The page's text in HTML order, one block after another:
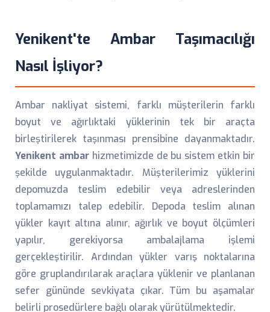
Yenikent'te Ambar Taşımacılığı
Nasıl İşliyor?
Ambar nakliyat sistemi, farklı müşterilerin farklı
boyut ve ağırlıktaki yüklerinin tek bir araçta
birleştirilerek taşınması prensibine dayanmaktadır.
Yenikent ambarhizmetimizde de bu sistem etkin bir
şekilde uygulanmaktadır. Müşterilerimiz yüklerini
depomuzda teslim edebilir veya adreslerinden
toplamamızı talep edebilir. Depoda teslim alınan
yükler kayıt altına alınır, ağırlık ve boyut ölçümleri
yapılır, gerekiyorsa ambalajlama işlemi
gerçekleştirilir. Ardından yükler varış noktalarına
göre gruplandırılarak araçlara yüklenir ve planlanan
sefer gününde sevkiyata çıkar. Tüm bu aşamalar
belirli prosedürlere bağlı olarak yürütülmektedir.